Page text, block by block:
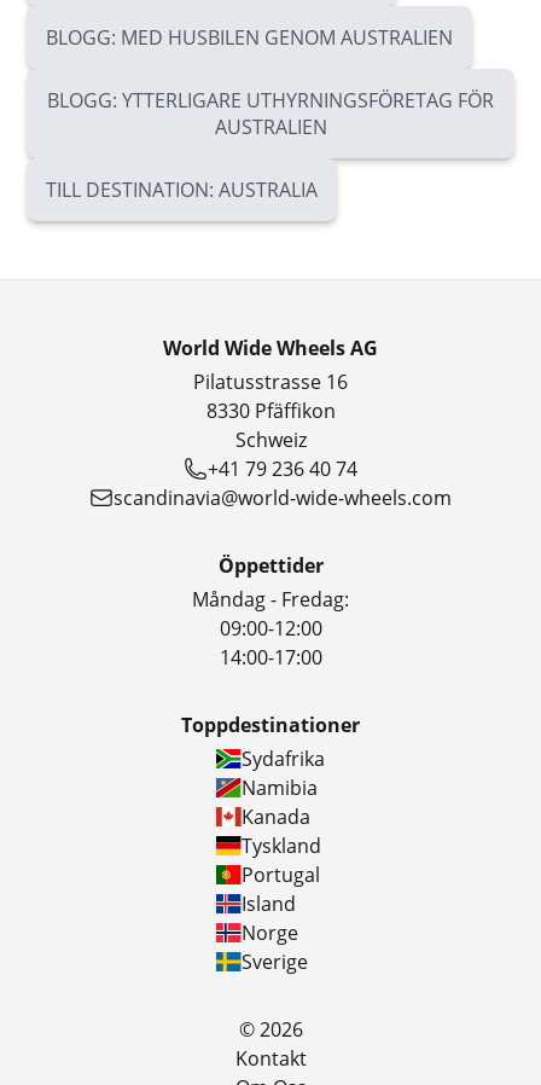
BLOGG: MED HUSBILEN GENOM AUSTRALIEN
BLOGG: YTTERLIGARE UTHYRNINGSFÖRETAG FÖR
AUSTRALIEN
TILL DESTINATION: AUSTRALIA
World Wide Wheels AG
Pilatusstrasse 16
8330 Pfäffikon
Schweiz
+41 79 236 40 74
scandinavia@world-wide-wheels.com
Öppettider
Måndag - Fredag:
09:00-12:00
14:00-17:00
Toppdestinationer
Sydafrika
Namibia
Kanada
Tyskland
Portugal
Island
Norge
Sverige
© 2026
Kontakt